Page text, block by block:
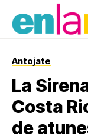
Antojate
La
Costa
de